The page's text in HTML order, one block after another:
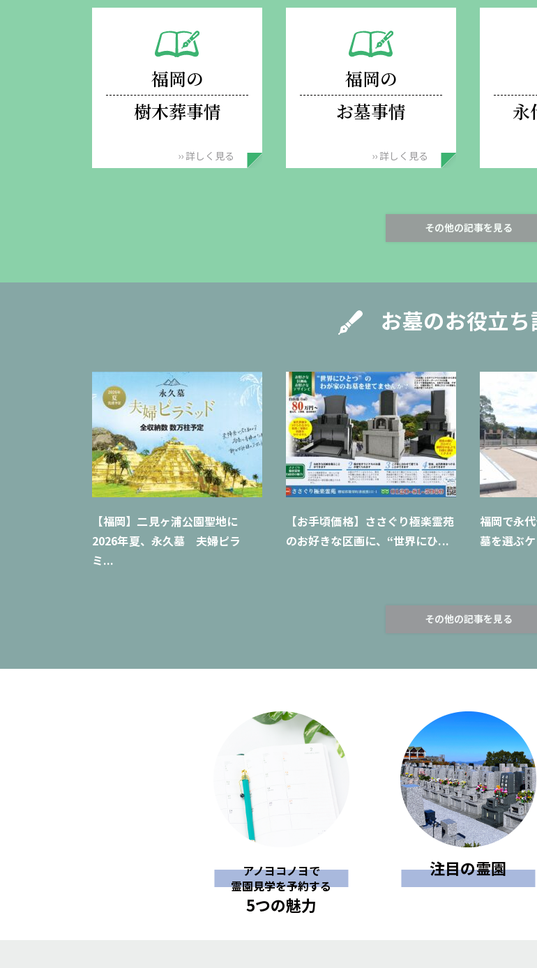
福岡の
樹木葬事情
›› 詳しく見る
福岡の
お墓事情
›› 詳しく見る
永
その他の記事を見る
お墓のお役立ち
【福岡】二見ヶ浦公園聖地に
2026年夏、永久墓 夫婦ピラ
ミ...
【お手頃価格】ささぐり極楽霊苑
のお好きな区画に、“世界にひ...
福岡で永
墓を選ぶケ
その他の記事を見る
アノヨコノヨで
霊園見学を予約する
5つの魅力
注目の霊園